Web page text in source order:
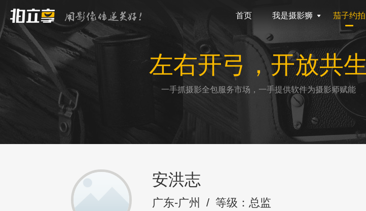
首页 我是摄影狮 茄子约拍
左右开弓，开放共生
一手抓摄影全包服务市场，一手提供软件为摄影师赋能
安洪志
广东-广州 / 等级：总监